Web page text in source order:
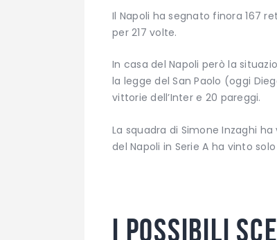
Il Napoli ha segnato finora 167
per 217 volte.
In casa del Napoli però la
la legge del San Paolo (oggi
vittorie dell’Inter e 20 pareggi.
La squadra di Simone Inzaghi
del Napoli in Serie A ha vinto
I possibili